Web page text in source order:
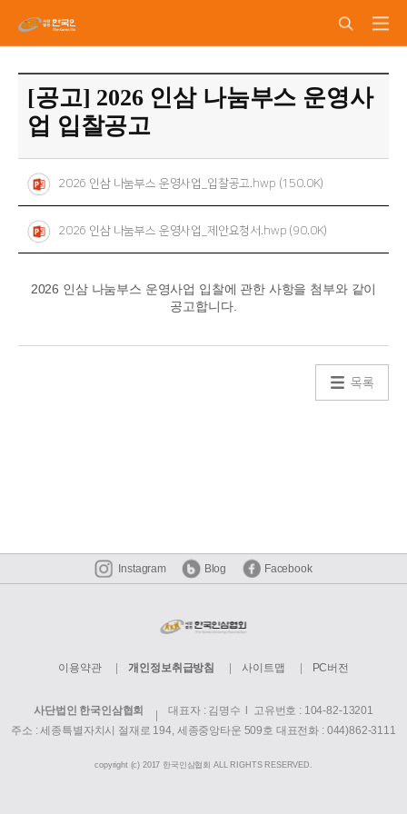
[공고] 2026 인삼 나눔부스 운영사
업 입찰공고
2026 인삼 나눔부스 운영사업_입찰공고.hwp (150.0K)
2026 인삼 나눔부스 운영사업_제안요청서.hwp (90.0K)
2026 인삼 나눔부스 운영사업 입찰에 관한 사항을 첨부와 같이
공고합니다.
목록
Instagram Blog Facebook
이용약관 개인정보취급방침 사이트맵 PC버전
사단법인 한국인삼협회
대표자 : 김명수 l 고유번호 : 104-82-13201
주소 : 세종특별자치시 절재로 194, 세종중앙타운 509호 대표전화 : 044)862-3111
copyright (c) 2017 한국인삼협회 ALL RIGHTS RESERVED.